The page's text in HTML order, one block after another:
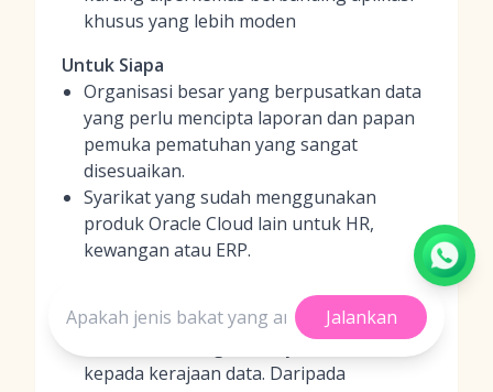
khusus yang lebih moden
Untuk Siapa
Organisasi besar yang berpusatkan data
yang perlu mencipta laporan dan papan
pemuka pematuhan yang sangat
disesuaikan.
Syarikat yang sudah menggunakan
produk Oracle Cloud lain untuk HR,
kewangan atau ERP.
Ia memperkasakan pasukan pematuhan
dan analitis dengan menyerahkan kunci
kepada kerajaan data. Daripada
Jalankan